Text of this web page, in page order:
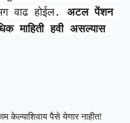
वाढ होईल. अटल पेंशन
माहिती हवी असल्यास
केल्याशिवाय पैसे येणार नाहीत!